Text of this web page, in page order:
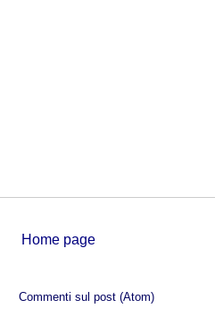
Home page
Commenti sul post (Atom)